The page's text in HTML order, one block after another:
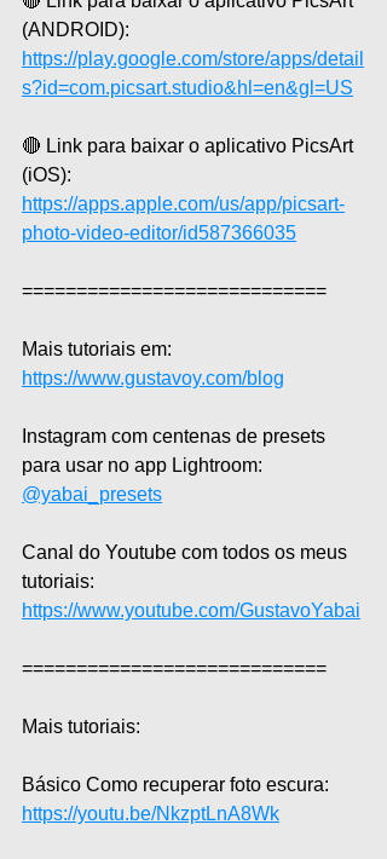
(ANDROID):
https://play.google.com/store/apps/detail
s?id=com.picsart.studio&hl=en&gl=US
🔴 Link para baixar o aplicativo PicsArt
(iOS):
https://apps.apple.com/us/app/picsart-
photo-video-editor/id587366035
============================
Mais tutoriais em:
https://www.gustavoy.com/blog
Instagram com centenas de presets
para usar no app Lightroom:
@yabai_presets
Canal do Youtube com todos os meus
tutoriais:
https://www.youtube.com/GustavoYabai
============================
Mais tutoriais:
Básico Como recuperar foto escura:
https://youtu.be/NkzptLnA8Wk